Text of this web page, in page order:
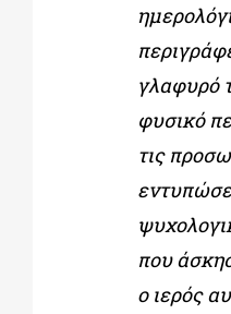
γλαφυρό
φυσικό
τις
που
ο ιερός